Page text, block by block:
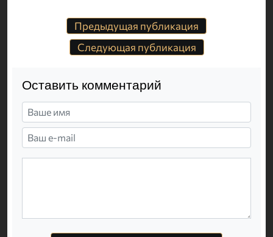
Предыдущая публикация
Следующая публикация
Оставить комментарий